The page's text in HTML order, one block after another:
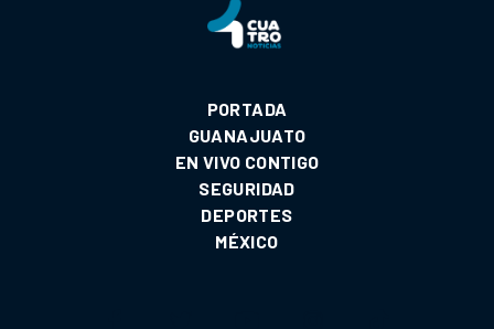
PORTADA
GUANAJUATO
EN VIVO CONTIGO
SEGURIDAD
DEPORTES
MÉXICO